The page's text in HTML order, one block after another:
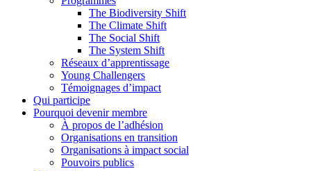
The Biodiversity Shift
The Climate Shift
The Social Shift
The System Shift
Réseaux d’apprentissage
Young Challengers
Témoignages d’impact
Qui participe
Pourquoi devenir membre
À propos de l’adhésion
Organisations en transition
Organisations à impact social
Pouvoirs publics